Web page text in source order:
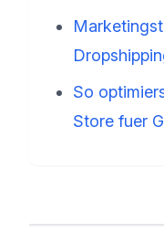
So
Store fuer